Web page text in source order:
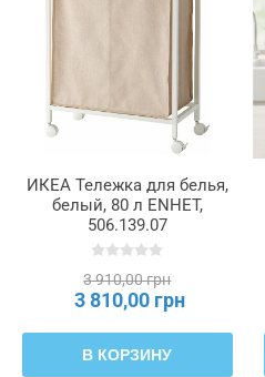
ИКЕА Тележка для белья,
белый, 80 л ENHET,
506.139.07
3 910,00 грн
3 810,00 грн
В КОРЗИНУ